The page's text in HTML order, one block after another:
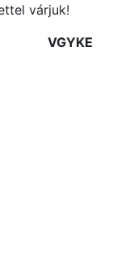
várjuk!
VGYKE